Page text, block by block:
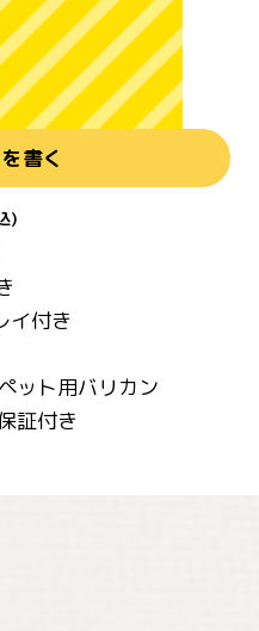
書く
)
イ付き
ット用バリカン
証付き